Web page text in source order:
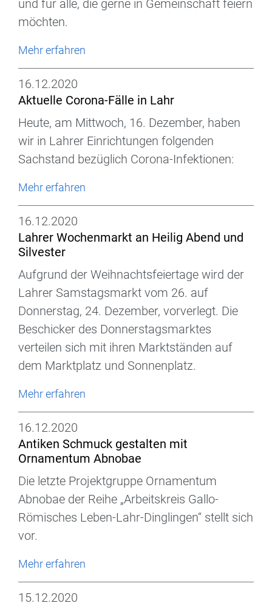
und für alle, die gerne in Gemeinschaft feiern
möchten.
Mehr erfahren
16.12.2020
Aktuelle Corona-Fälle in Lahr
Heute, am Mittwoch, 16. Dezember, haben
wir in Lahrer Einrichtungen folgenden
Sachstand bezüglich Corona-Infektionen:
Mehr erfahren
16.12.2020
Lahrer Wochenmarkt an Heilig Abend und
Silvester
Aufgrund der Weihnachtsfeiertage wird der
Lahrer Samstagsmarkt vom 26. auf
Donnerstag, 24. Dezember, vorverlegt. Die
Beschicker des Donnerstagsmarktes
verteilen sich mit ihren Marktständen auf
dem Marktplatz und Sonnenplatz.
Mehr erfahren
16.12.2020
Antiken Schmuck gestalten mit
Ornamentum Abnobae
Die letzte Projektgruppe Ornamentum
Abnobae der Reihe „Arbeitskreis Gallo-
Römisches Leben-Lahr-Dinglingen“ stellt sich
vor.
Mehr erfahren
15.12.2020